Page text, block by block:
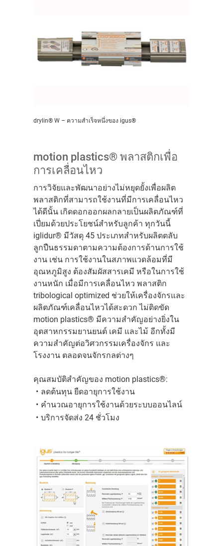
drylin® W – ความสำเร็จหนึ่งของ igus®
motion plastics® พลาสติกเพื่อ
การเคลื่อนไหว
การวิจัยและพัฒนาอย่างไม่หยุดยั้งเพื่อผลิต
พลาสติกที่สามารถใช้งานที่มีการเคลื่อนไหว
ได้ดีนั้น เกิดดอกออกผลกลายเป็นผลิตภัณฑ์ที่
เปี่ยมด้วยประโยชน์สำหรับลูกค้า ทุกวันนี้
iglidur® มีวัสดุ 45 ประเภทสำหรับผลิตตลับ
ลูกปืนธรรมดาตามความต้องการด้านการใช้
งาน เช่น การใช้งานในสภาพแวดล้อมที่มี
อุณหภูมิสูง ต้องสัมผัสสารเคมี หรือในการใช้
งานหนัก เมื่อมีการเคลื่อนไหว พลาสติก
tribological optimized ช่วยให้เครื่องจักรและ
ผลิตภัณฑ์เคลื่อนไหวได้สะดวก ไม่ติดขัด
motion plastics® มีความสำคัญอย่างยิ่งใน
อุตสาหกรรมยานยนต์ เคมี และไม้ อีกทั้งมี
ความสำคัญต่อวิศวกรรมเครื่องจักร และ
โรงงาน ตลอดจนจักรกลต่างๆ
คุณสมบัติสำคัญของ motion plastics®:
ลดต้นทุน ยืดอายุการใช้งาน
คำนวณอายุการใช้งานด้วยระบบออนไลน์
บริการจัดส่ง 24 ชั่วโมง